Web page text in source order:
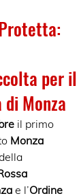
per il
Monza
il primo
Monza
e l’Ordine